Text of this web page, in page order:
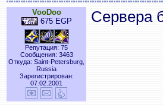
VooDoo
675 EGP
Репутация: 75
Сообщения: 3463
Откуда: Saint-Petersburg,
Russia
Зарегистрирован:
07.02.2001
Сервера